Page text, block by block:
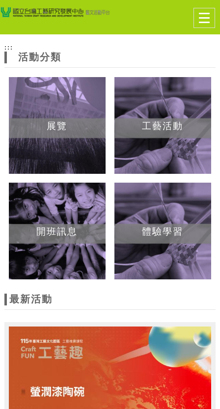
網
站
主
題
跳到主要內容
網站導覽
:::
活動分類
展覽 工藝活動
開班訊息 體驗學習
最新活動